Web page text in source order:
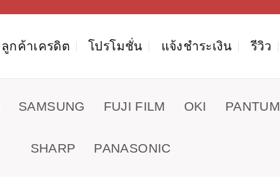
ลูกค้าเครดิต โปรโมชั่น แจ้งชำระเงิน รีวิว
SAMSUNG FUJI FILM OKI PANTUM
SHARP PANASONIC